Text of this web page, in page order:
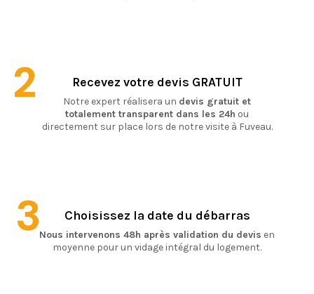
Recevez votre devis GRATUIT
Notre expert réalisera un devis gratuit et
totalement transparent dans les 24h ou
directement sur place lors de notre visite à Fuveau.
2
Choisissez la date du débarras
Nous intervenons 48h après validation du devis en
moyenne pour un vidage intégral du logement.
3